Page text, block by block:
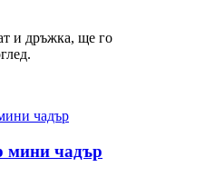
и дръжка, ще го
мини чадър